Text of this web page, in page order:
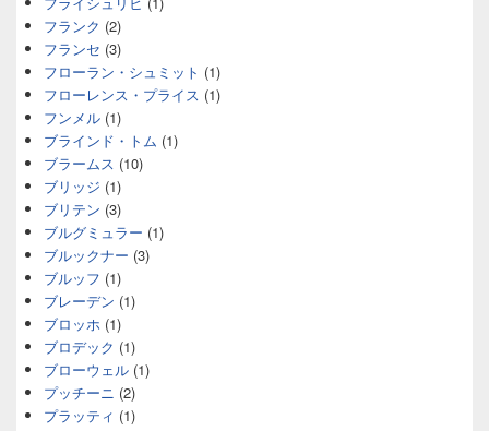
フランク (2)
フランセ (3)
フローラン・シュミット (1)
フローレンス・プライス (1)
フンメル (1)
ブラインド・トム (1)
ブラームス (10)
ブリッジ (1)
ブリテン (3)
ブルグミュラー (1)
ブルックナー (3)
ブルッフ (1)
ブレーデン (1)
ブロッホ (1)
ブロデック (1)
ブローウェル (1)
プッチーニ (2)
プラッティ (1)